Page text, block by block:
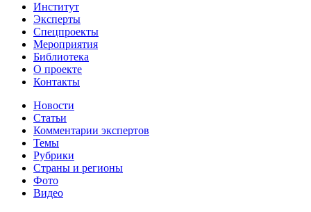
Институт
Эксперты
Спецпроекты
Мероприятия
Библиотека
О проекте
Контакты
Новости
Статьи
Комментарии экспертов
Темы
Рубрики
Страны и регионы
Фото
Видео